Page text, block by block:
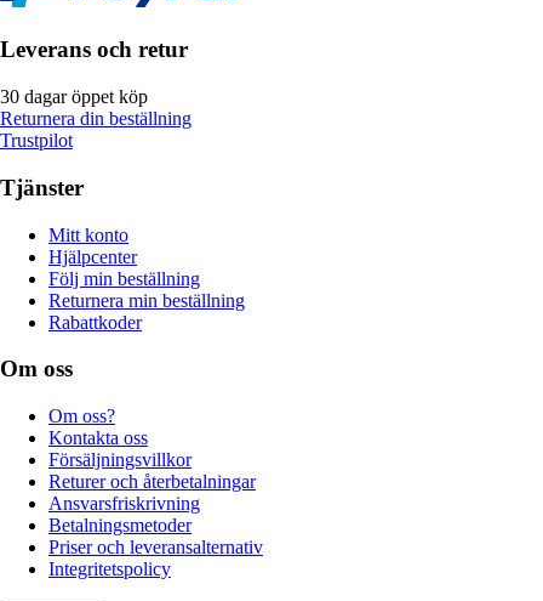
Leverans och retur
30 dagar öppet köp
Returnera din beställning
Trustpilot
Tjänster
Mitt konto
Hjälpcenter
Följ min beställning
Returnera min beställning
Rabattkoder
Om oss
Om oss?
Kontakta oss
Försäljningsvillkor
Returer och återbetalningar
Ansvarsfriskrivning
Betalningsmetoder
Priser och leveransalternativ
Integritetspolicy